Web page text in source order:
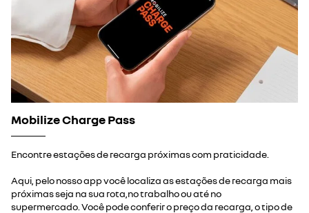
Mobilize Charge Pass
Encontre estações de recarga próximas com praticidade.
Aqui, pelo nosso app você localiza as estações de recarga mais
próximas seja na sua rota,no trabalho ou até no
supermercado. Você pode conferir o preço da recarga, o tipo de